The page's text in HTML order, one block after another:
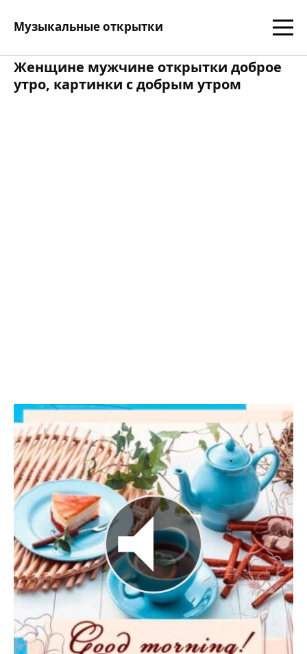
Музыкальные открытки
Женщине мужчине открытки доброе
утро, картинки с добрым утром